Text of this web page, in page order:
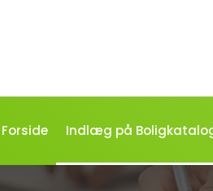
Forside Indlæg på